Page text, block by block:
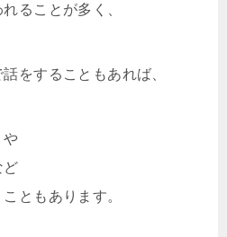
ることが多く、
をすることもあれば、
や
ど
ともあります。